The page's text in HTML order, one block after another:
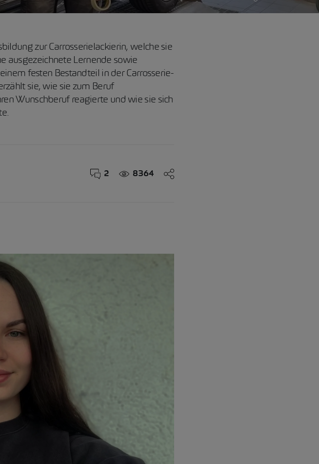
zur Carrosserielackierin, welche sie
ausgezeichnete Lernende sowie
festen Bestandteil in der Carrosserie-
sie, wie sie zum Beruf
Wunschberuf reagierte und wie sie sich
2 8364